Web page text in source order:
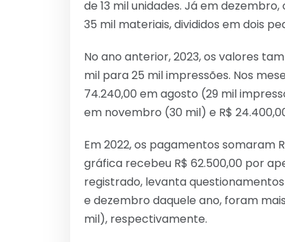
de 13 mil unidades. Já em
35 mil materiais, divididos em dois
No ano anterior, 2023, os valores
mil para 25 mil impressões. Nos
74.240,00 em agosto (29 mil
em novembro (30 mil) e R$
Em 2022, os pagamentos somaram
gráfica recebeu R$ 62.500,00 por
registrado, levanta
e dezembro daquele ano, foram
mil), respectivamente.